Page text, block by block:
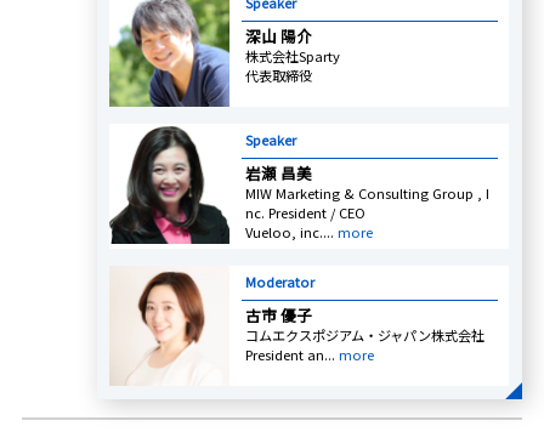
深山 陽介
株式会社Sparty
代表取締役
Speaker
岩瀬 昌美
MIW Marketing & Consulting Group , I
nc. President / CEO
Vueloo, inc.... more
Moderator
古市 優子
コムエクスポジアム・ジャパン株式会社
President an... more